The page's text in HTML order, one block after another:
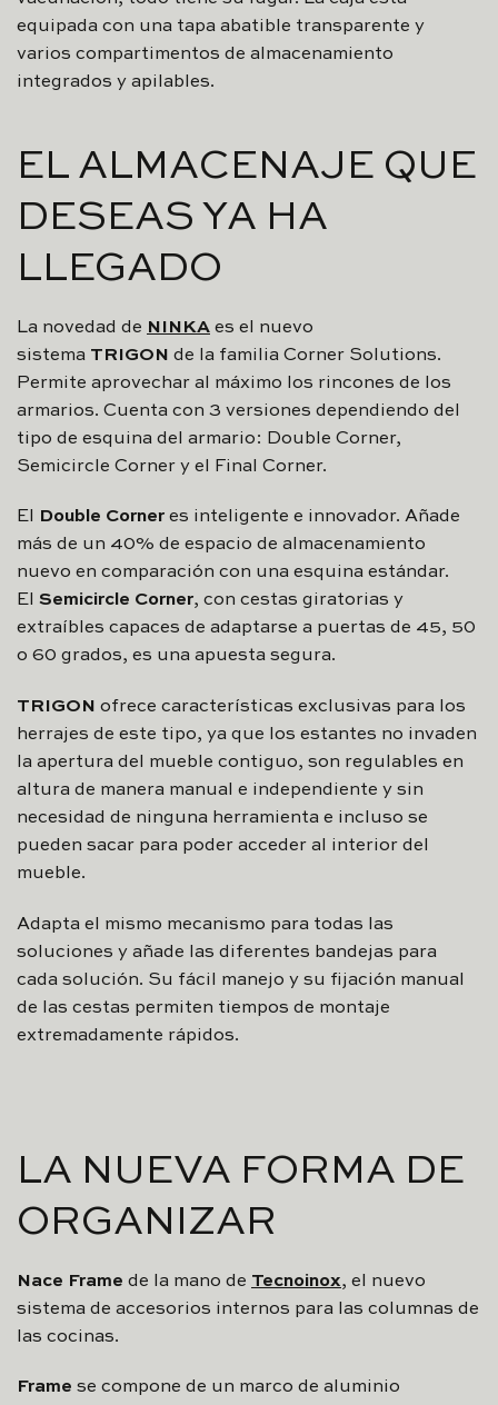
equipada con una tapa abatible transparente y
varios compartimentos de almacenamiento
integrados y apilables.
EL ALMACENAJE QUE
DESEAS YA HA
LLEGADO
La novedad de NINKA es el nuevo
sistema TRIGON de la familia Corner Solutions.
Permite aprovechar al máximo los rincones de los
armarios. Cuenta con 3 versiones dependiendo del
tipo de esquina del armario: Double Corner,
Semicircle Corner y el Final Corner.
El Double Corner es inteligente e innovador. Añade
más de un 40% de espacio de almacenamiento
nuevo en comparación con una esquina estándar.
El Semicircle Corner, con cestas giratorias y
extraíbles capaces de adaptarse a puertas de 45, 50
o 60 grados, es una apuesta segura.
TRIGON ofrece características exclusivas para los
herrajes de este tipo, ya que los estantes no invaden
la apertura del mueble contiguo, son regulables en
altura de manera manual e independiente y sin
necesidad de ninguna herramienta e incluso se
pueden sacar para poder acceder al interior del
mueble.
Adapta el mismo mecanismo para todas las
soluciones y añade las diferentes bandejas para
cada solución. Su fácil manejo y su fijación manual
de las cestas permiten tiempos de montaje
extremadamente rápidos.
LA NUEVA FORMA DE
ORGANIZAR
Nace Frame de la mano de Tecnoinox, el nuevo
sistema de accesorios internos para las columnas de
las cocinas.
Frame se compone de un marco de aluminio